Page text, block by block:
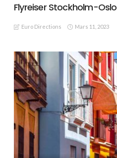
Flyreiser Stockholm-Oslo
Euro Directions Mars 11, 2023